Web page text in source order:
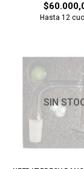
Hasta 12
SIN